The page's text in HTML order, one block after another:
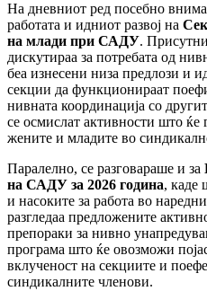
На дневниот ред посебно
работата и идниот развој на
на млади при САДУ.
дискутираа за потребата од
беа изнесени низа предлози и
секции да функционираат
нивната координација со
се осмислат активности што ќе
жените и младите во
Паралелно, се разговараше и за
на САДУ за 2026 година, каде
и насоките за работа во
разгледаа предложените
препораки за нивно
програма што ќе овозможи
вклученост на секциите и
синдикалните членови.